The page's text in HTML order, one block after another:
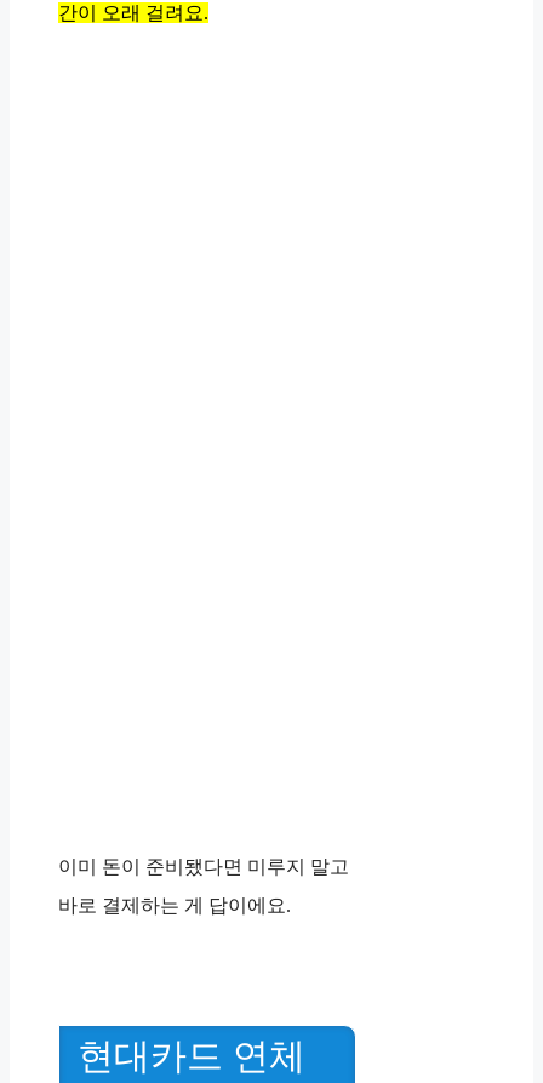
간이 오래 걸려요.
이미 돈이 준비됐다면 미루지 말고
바로 결제하는 게 답이에요.
현대카드 연체